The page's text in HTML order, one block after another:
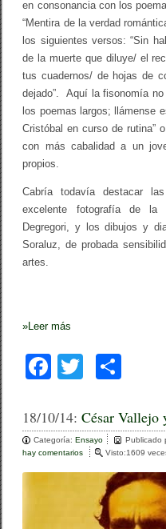
en consonancia con los
“Mentira de la verdad
los siguientes versos: “Sin
de la muerte que diluye/ el
tus cuadernos/ de hojas de
dejado”. Aquí la fisonomía
los poemas largos; llámense
Cristóbal en curso de rutina”
con más cabalidad a un
propios.
Cabría todavía destacar
excelente fotografía de la
Degregori, y los dibujos y
Soraluz, de probada
artes.
»Leer más
F
c
e
b
tt
er
m
p
ar
tir
18/10/14:César Vallejo
Categoría:Ensayo Publicado
hay comentarios
Visto:1609